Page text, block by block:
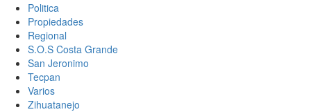
Politica
Propiedades
Regional
S.O.S Costa Grande
San Jeronimo
Tecpan
Varios
Zihuatanejo